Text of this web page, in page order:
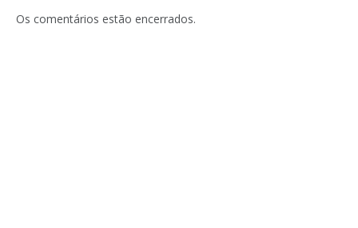
Os comentários estão encerrados.